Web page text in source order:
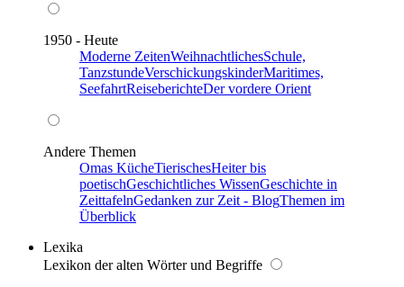
1950 - Heute
Moderne ZeitenWeihnachtlichesSchule,
TanzstundeVerschickungskinderMaritimes,
SeefahrtReiseberichteDer vordere Orient
Andere Themen
Omas KücheTierischesHeiter bis
poetischGeschichtliches WissenGeschichte in
ZeittafelnGedanken zur Zeit - BlogThemen im
Überblick
Lexika
Lexikon der alten Wörter und Begriffe